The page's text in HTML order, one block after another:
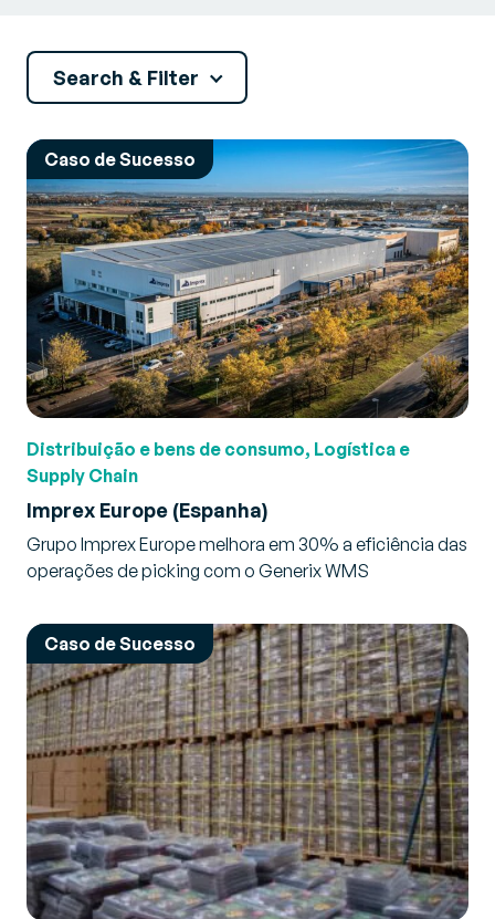
Search & Filter
Caso de Sucesso
Distribuição e bens de consumo, Logística e
Supply Chain
Imprex Europe (Espanha)
Grupo Imprex Europe melhora em 30% a eficiência das
operações de picking com o Generix WMS
Caso de Sucesso